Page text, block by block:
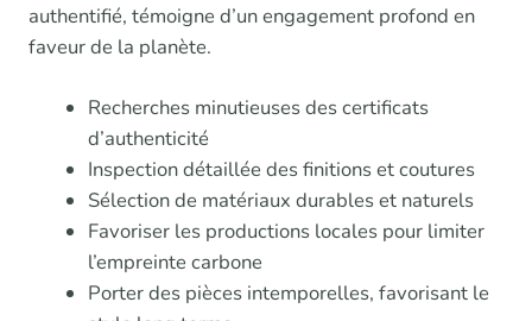
authentifié, témoigne d’un engagement profond en
faveur de la planète.
Recherches minutieuses des certificats
d’authenticité
Inspection détaillée des finitions et coutures
Sélection de matériaux durables et naturels
Favoriser les productions locales pour limiter
l’empreinte carbone
Porter des pièces intemporelles, favorisant le